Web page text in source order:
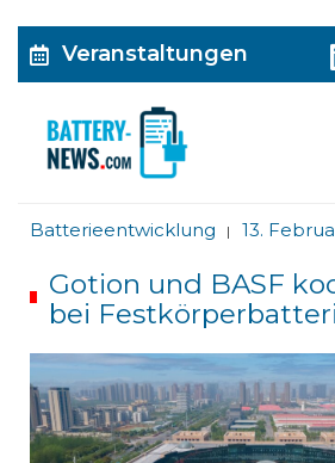
Veranstaltungen
Batterieentwicklung | 13.
Gotion und BASF
bei